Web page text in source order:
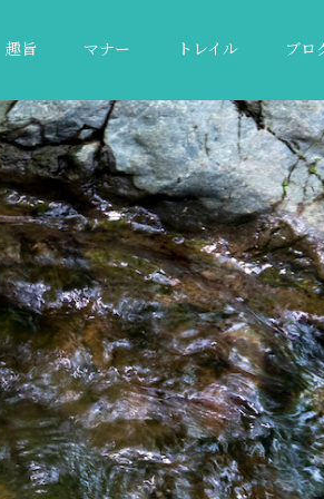
趣旨 マナー トレイル ブロ